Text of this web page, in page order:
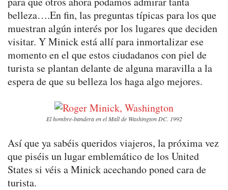
belleza….En fin, las preguntas típicas para los que
muestran algún interés por los lugares que deciden
visitar. Y Minick está allí para inmortalizar ese
momento en el que estos ciudadanos con piel de
turista se plantan delante de alguna maravilla a la
espera de que su belleza los haga algo mejores.
El hombre-bandera en el Mall de Washington DC. 1992
Así que ya sabéis queridos viajeros, la próxima vez
que piséis un lugar emblemático de los United
States si véis a Minick acechando poned cara de
turista.